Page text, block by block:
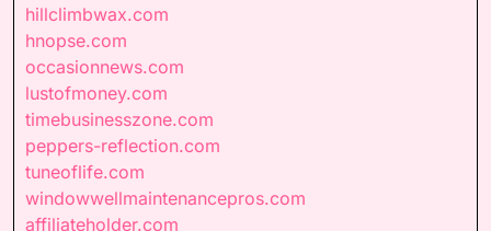
hillclimbwax.com
hnopse.com
occasionnews.com
lustofmoney.com
timebusinesszone.com
peppers-reflection.com
tuneoflife.com
windowwellmaintenancepros.com
affiliateholder.com